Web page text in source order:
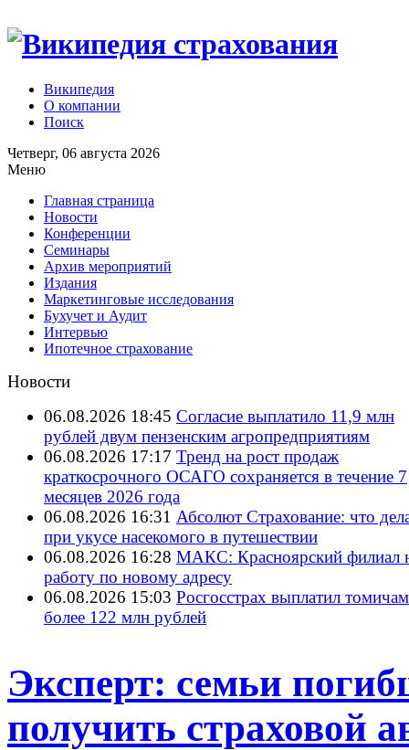
Википедия
О компании
Поиск
Четверг, 06 августа 2026
Меню
Главная страница
Новости
Конференции
Семинары
Архив мероприятий
Издания
Маркетинговые исследования
Бухучет и Аудит
Интервью
Ипотечное страхование
Новости
06.08.2026 18:45 Согласие выплатило 11,9 млн
рублей двум пензенским агропредприятиям
06.08.2026 17:17 Тренд на рост продаж
краткосрочного ОСАГО сохраняется в течение 7
месяцев 2026 года
06.08.2026 16:31 Абсолют Страхование: что
при укусе насекомого в путешествии
06.08.2026 16:28 МАКС: Красноярский филиал
работу по новому адресу
06.08.2026 15:03 Росгосстрах выплатил томичам
более 122 млн рублей
Эксперт: семьи
получить страховой